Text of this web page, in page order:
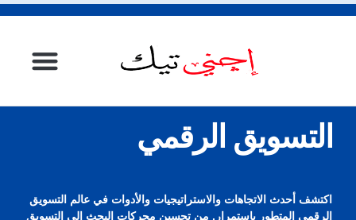
التسويق الرقمي
اكتشف أحدث الاتجاهات والاستراتيجيات والأدوات في عالم التسويق
الرقمي المتطور باستمرار. من تحسين محركات البحث إلى التسويق